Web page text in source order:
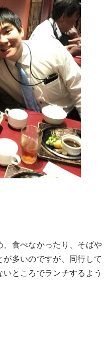
、食べなかったり、そばや
多いのですが、
同行して
ところでランチするよう